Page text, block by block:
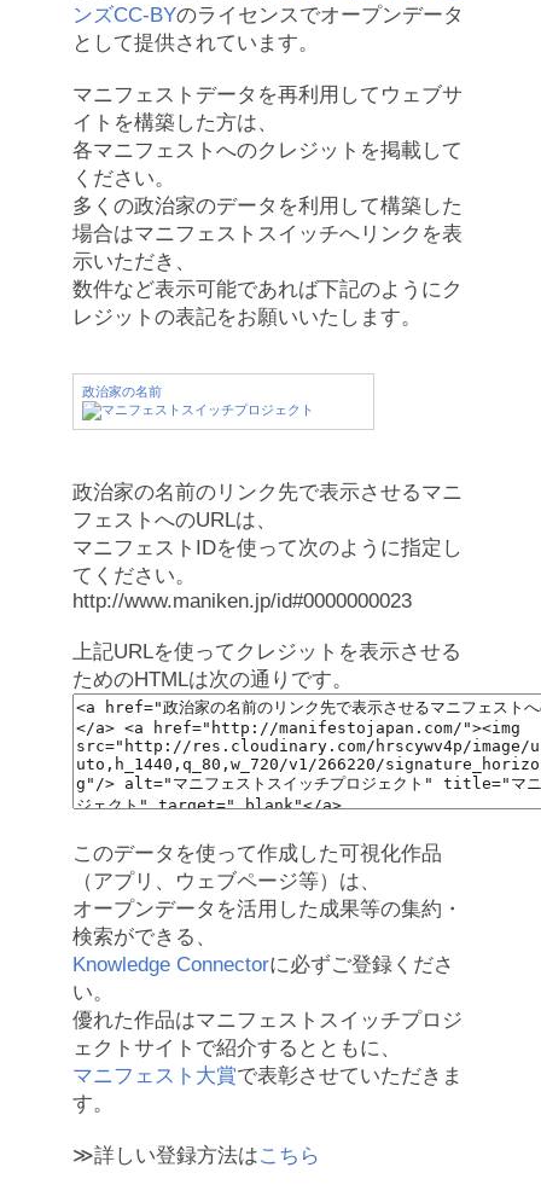
ンズCC-BYのライセンスでオープンデータ
として提供されています。
マニフェストデータを再利用してウェブサ
イトを構築した方は、
各マニフェストへのクレジットを掲載して
ください。
多くの政治家のデータを利用して構築した
場合はマニフェストスイッチへリンクを表
示いただき、
数件など表示可能であれば下記のようにク
レジットの表記をお願いいたします。
政治家の名前
政治家の名前のリンク先で表示させるマニ
フェストへのURLは、
マニフェストIDを使って次のように指定し
てください。
http://www.maniken.jp/id#0000000023
上記URLを使ってクレジットを表示させる
ためのHTMLは次の通りです。
このデータを使って作成した可視化作品
（アプリ、ウェブページ等）は、
オープンデータを活用した成果等の集約・
検索ができる、
Knowledge Connectorに必ずご登録くださ
い。
優れた作品はマニフェストスイッチプロジ
ェクトサイトで紹介するとともに、
マニフェスト大賞で表彰させていただきま
す。
≫詳しい登録方法はこちら